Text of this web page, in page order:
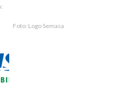
Foto: Logo Semasa